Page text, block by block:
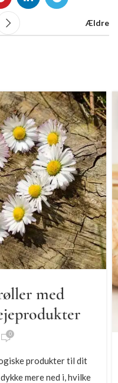
Ældre
med
0
produkter til dit
mere ned i, hvilke